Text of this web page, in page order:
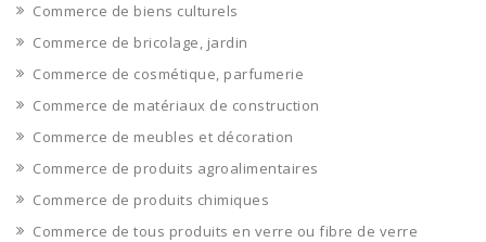
Commerce de biens culturels
Commerce de bricolage, jardin
Commerce de cosmétique, parfumerie
Commerce de matériaux de construction
Commerce de meubles et décoration
Commerce de produits agroalimentaires
Commerce de produits chimiques
Commerce de tous produits en verre ou fibre de verre